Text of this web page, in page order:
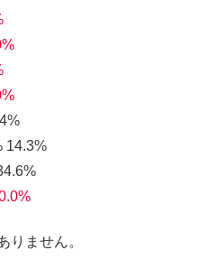
14.3%
りません。